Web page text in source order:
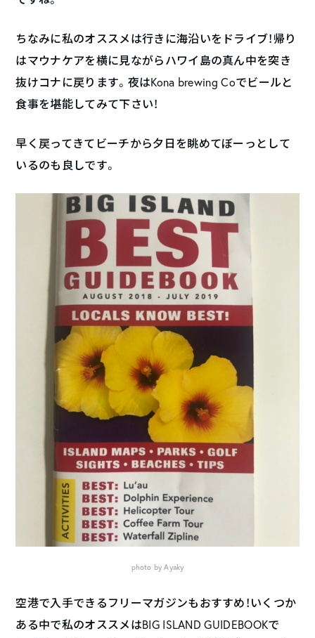
ちなみに私のオススメは行きに海沿いをドライブ！帰り
はマウナケアを横に見ながらハワイ島の真ん中を突き
抜けコナに戻ります。夜はKona brewing Coでビールと
食事を堪能してみて下さい！
早く戻ってきてビーチから夕日を眺めてぼーっとして
いるのも良しです。
photo by Ayaky
空港で入手できるフリーマガジンもおすすめ！いくつか
ある中で私のオススメはBIG ISLAND GUIDEBOOKで